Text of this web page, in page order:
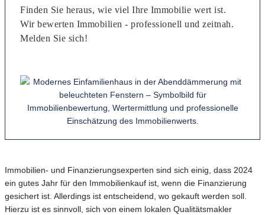
Finden Sie heraus, wie viel Ihre Immobilie wert ist.
Wir bewerten Immobilien - professionell und zeitnah.
Melden Sie sich!
Immobilien- und Finanzierungsexperten sind sich einig, dass 2024
ein gutes Jahr für den Immobilienkauf ist, wenn die Finanzierung
gesichert ist. Allerdings ist entscheidend, wo gekauft werden soll.
Hierzu ist es sinnvoll, sich von einem lokalen Qualitätsmakler